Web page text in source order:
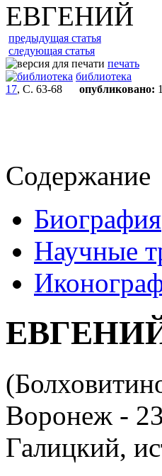
ЕВГЕНИЙ
предыдущая статья
следующая статья
печать
библиотека
17, С. 63-68 опубликовано:
Содержание
Биография
Научные
Воронеж -
Галицкий,